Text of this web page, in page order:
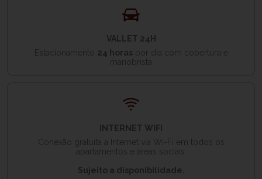
VALLET 24H
Estacionamento 24 horas por dia com cobertura e
manobrista
INTERNET WIFI
Conexão gratuita à Internet via Wi-Fi em todos os
apartamentos e áreas sociais.
Sujeito a disponibilidade.